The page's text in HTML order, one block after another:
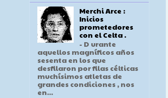
Merchi Arce :
Inicios
prometedores
con el Celta .
- D urante
aquellos magníficos años
sesenta en los que
desfilaron por filas célticas
muchísimos atletas de
grandes condiciones , nos
en...